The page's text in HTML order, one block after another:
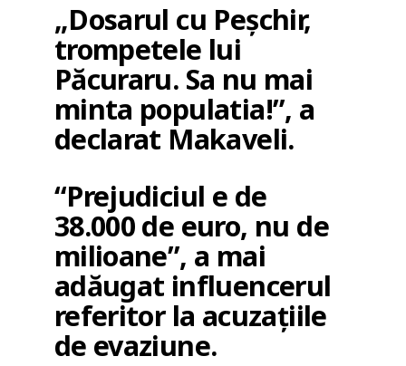
„Dosarul cu Peșchir,
trompetele lui
Păcuraru. Sa nu mai
minta populatia!”, a
declarat Makaveli.
“Prejudiciul e de
38.000 de euro, nu de
milioane”, a mai
adăugat influencerul
referitor la acuzațiile
de evaziune.